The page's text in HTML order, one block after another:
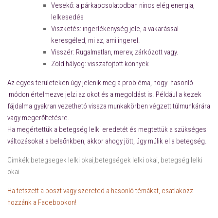
Vesekő: a párkapcsolatodban nincs elég energia,
lelkesedés
Viszketés: ingerlékenység jele, a vakarással
keresgéled, mi az, ami ingerel.
Visszér: Rugalmatlan, merev, zárkózott vagy.
Zöld hályog: visszafojtott könnyek
Az egyes területeken úgy jelenik meg a probléma, hogy hasonló
módon értelmezve jelzi az okot és a megoldást is. Például a kezek
fájdalma gyakran vezethetó vissza munkakörben végzett túlmunkárára
vagy megerőltetésre.
Ha megértettük a betegség lelki eredetét és megtettük a szükséges
változásokat a belsőnkben, akkor ahogy jött, úgy múlik el a betegség.
Cimkék:betegsegek lelki okai,betegségek lelki okai, betegség lelki
okai
Ha tetszett a poszt vagy szereted a hasonló témákat, csatlakozz
hozzánk a Facebookon!